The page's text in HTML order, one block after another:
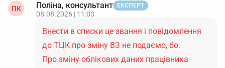
ПК Поліна, консультант ЕКСПЕРТ
08.08.2026 | 11:03
Внести в списки це звання і повідомлення
до ТЦК про зміну ВЗ не подаємо, бо.
Про зміну облікових даних працівника